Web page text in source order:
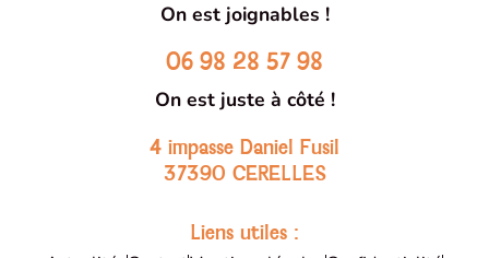
On est joignables !
06 98 28 57 98
On est juste à côté !
4 impasse Daniel Fusil
37390 CERELLES
Liens utiles :